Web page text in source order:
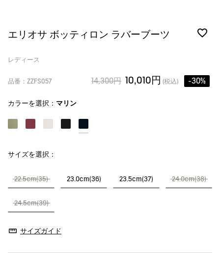
エリオサ ボッティロン ラバーブーツ
レディース
品番：ZZFS057 14,300円 10,010円 (税込) -30%
カラーを選択： マリン
サイズを選択：
22.5cm(35) 23.0cm(36) 23.5cm(37) 24.0cm(38)
24.5cm(39)
サイズガイド